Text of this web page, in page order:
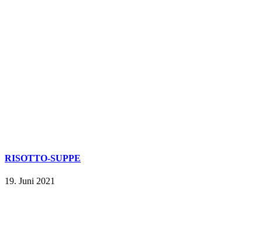
RISOTTO-SUPPE
19. Juni 2021